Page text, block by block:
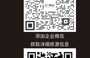
添加企业微信
获取详细房源信息